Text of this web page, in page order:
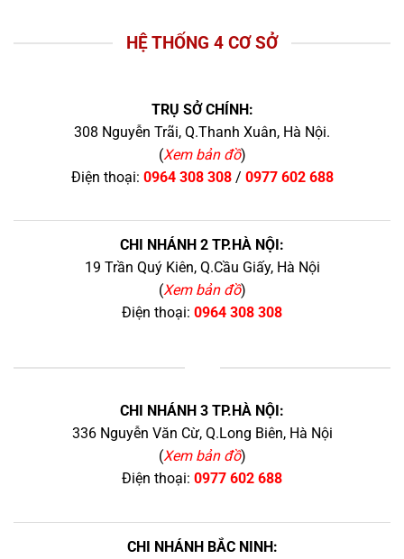
HỆ THỐNG 4 CƠ SỞ
TRỤ SỞ CHÍNH:
308 Nguyễn Trãi, Q.Thanh Xuân, Hà Nội.
(Xem bản đồ)
Điện thoại: 0964 308 308/ 0977 602 688
CHI NHÁNH 2 TP.HÀ NỘI:
19 Trần Quý Kiên, Q.Cầu Giấy, Hà Nội
(Xem bản đồ)
Điện thoại: 0964 308 308
CHI NHÁNH 3 TP.HÀ NỘI:
336 Nguyễn Văn Cừ, Q.Long Biên, Hà Nội
(Xem bản đồ)
Điện thoại: 0977 602 688
CHI NHÁNH BẮC NINH: